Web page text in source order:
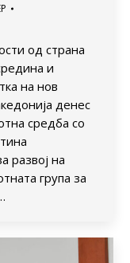
од страна
и
на нов
денес
средба со
развој на
група за